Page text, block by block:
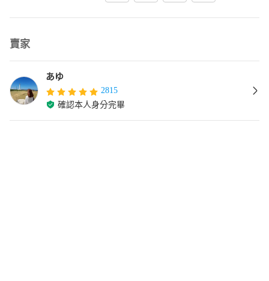
賣家
あゆ
2815
確認本人身分完畢